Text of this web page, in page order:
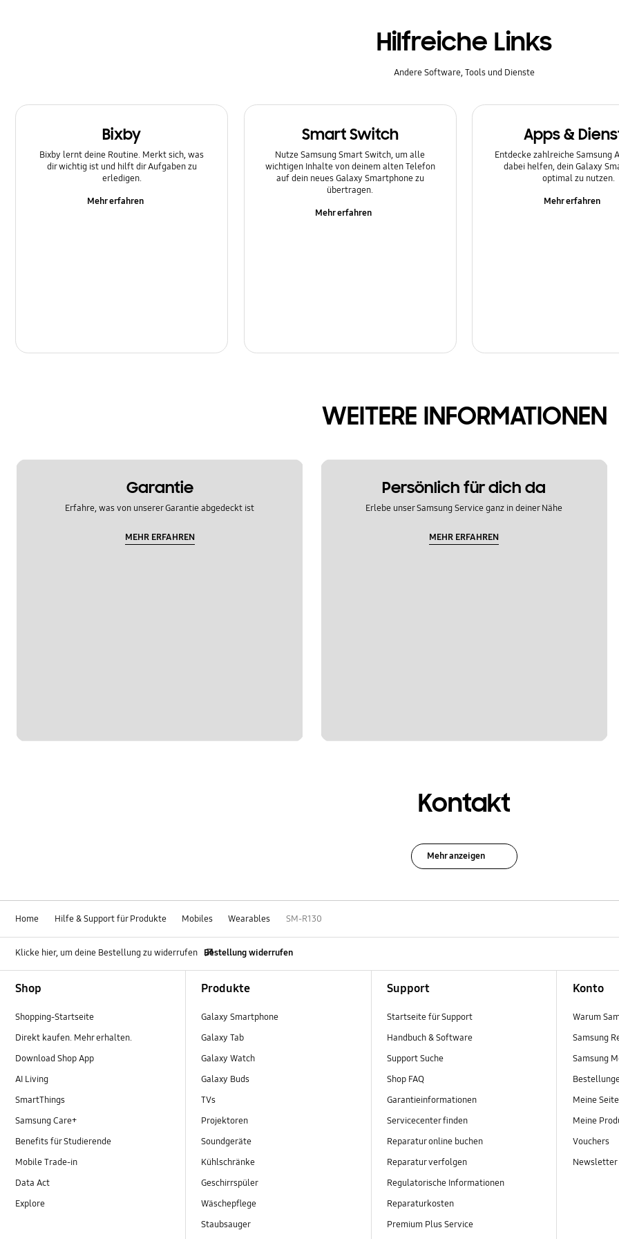
Hilfreiche Links
Andere Software, Tools und Dienste
Bixby
Bixby lernt deine Routine. Merkt sich, was
dir wichtig ist und hilft dir Aufgaben zu
erledigen.
Mehr erfahren
Smart Switch
Nutze Samsung Smart Switch, um alle
wichtigen Inhalte von deinem alten Telefon
auf dein neues Galaxy Smartphone zu
übertragen.
Mehr erfahren
Apps &
Entdecke zahlreiche Samsung
dabei helfen, dein Galaxy
optimal zu nutzen.
Mehr erfahren
WEITERE INFORMATIONEN
Garantie
Erfahre, was von unserer Garantie abgedeckt ist
MEHR ERFAHREN
Persönlich für dich da
Erlebe unser Samsung Service ganz in deiner Nähe
MEHR ERFAHREN
Kontakt
Mehr anzeigen
Home Hilfe & Support für Produkte Mobiles Wearables SM-R130
Klicke hier, um deine Bestellung zu widerrufen Bestellung widerrufen
Shop
Shopping-Startseite
Direkt kaufen. Mehr erhalten.
Download Shop App
AI Living
SmartThings
Samsung Care+
Benefits für Studierende
Mobile Trade-in
Data Act
Explore
Produkte
Galaxy Smartphone
Galaxy Tab
Galaxy Watch
Galaxy Buds
TVs
Projektoren
Soundgeräte
Kühlschränke
Geschirrspüler
Wäschepflege
Staubsauger
Support
Startseite für Support
Handbuch & Software
Support Suche
Shop FAQ
Garantieinformationen
Servicecenter finden
Reparatur online buchen
Reparatur verfolgen
Regulatorische Informationen
Reparaturkosten
Premium Plus Service
Konto
Warum
Samsung
Samsung
Meine Seite
Meine
Vouchers
Newsletter